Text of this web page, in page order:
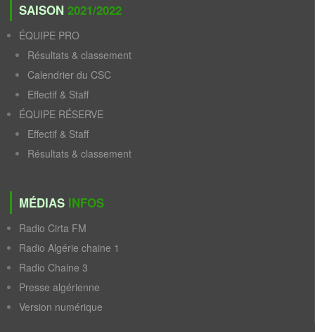
SAISON 2021/2022
ÉQUIPE PRO
Résultats & classement
Calendrier du CSC
Effectif & Staff
ÉQUIPE RÉSERVE
Effectif & Staff
Résultats & classement
MÉDIAS INFOS
Radio Cirta FM
Radio Algérie chaine 1
Radio Chaine 3
Presse algérienne
Version numérique